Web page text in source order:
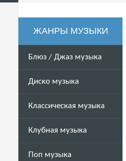
ЖАНРЫ МУЗЫКИ
Блюз / Джаз музыка
Диско музыка
Классическая музыка
Клубная музыка
Поп музыка